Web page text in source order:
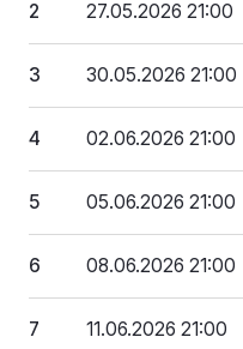
2 27.05.2026 21:00
3 30.05.2026 21:00
4 02.06.2026 21:00
5 05.06.2026 21:00
6 08.06.2026 21:00
7 11.06.2026 21:00